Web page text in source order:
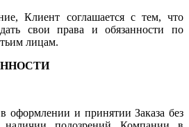
Клиент соглашается с тем, что
свои права и обязанности по
лицам.
оформлении и принятии Заказа без